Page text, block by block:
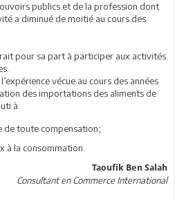
publics et de la profession dont
a diminué de moitié au cours des
pour sa part à participer aux activités
vécue au cours des années
des importations des aliments de
à:
de toute compensation;
à la consommation.
Taoufik Ben Salah
Consultant en Commerce International